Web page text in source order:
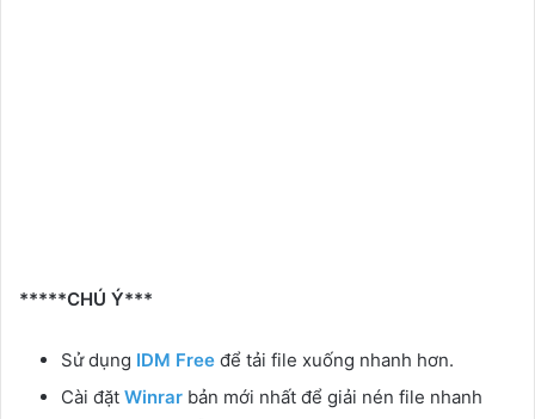
*****CHÚ Ý***
Sử dụng IDM Free để tải file xuống nhanh hơn.
Cài đặt Winrar bản mới nhất để giải nén file nhanh